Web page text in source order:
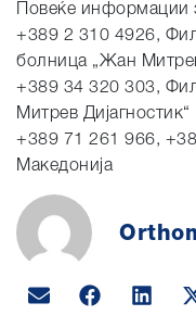
Повеќе информации
+389 2 310 4926,
болница „Жан
+389 34 320 303,
Митрев Дијагностик“
+389 71 261 966,
Македонија